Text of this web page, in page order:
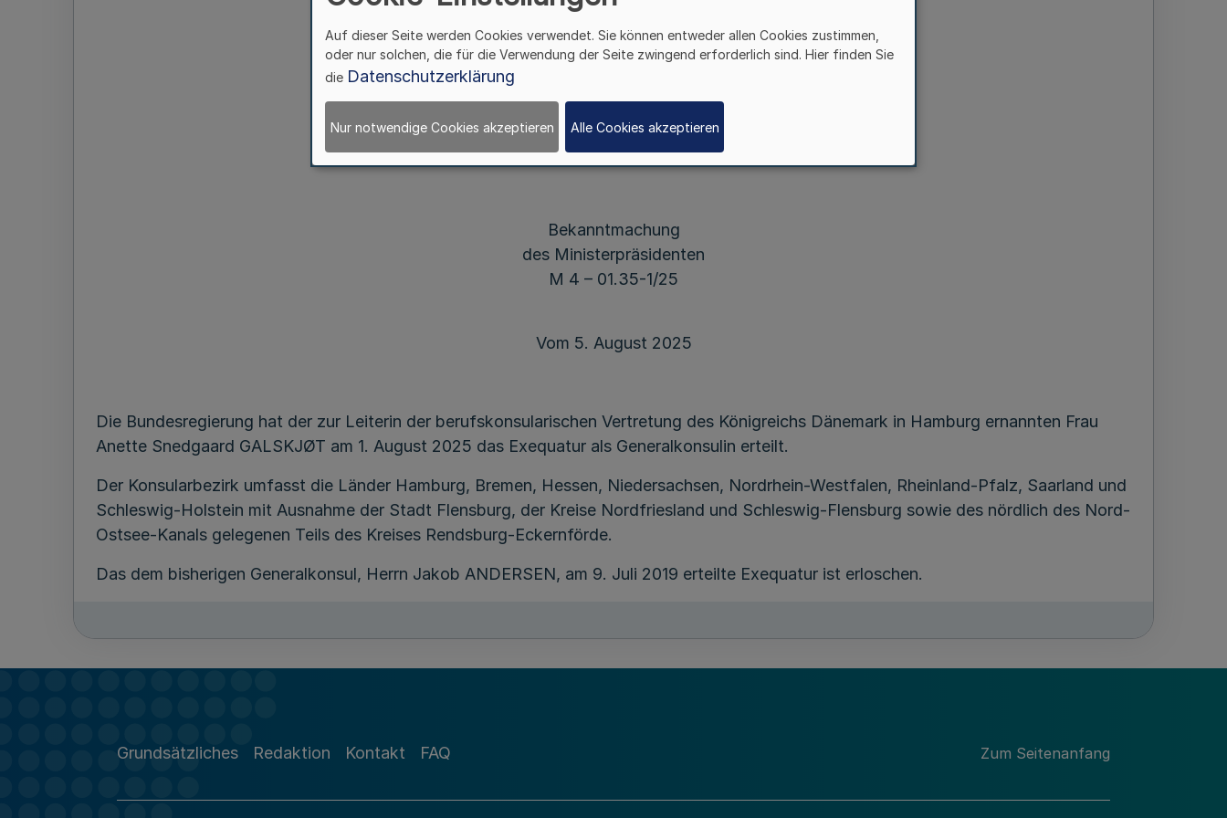
Dänemark in Hamburg
Berufskonsularische Vertretung
des Königreichs Dänemark
in Hamburg
Bekanntmachung
des Ministerpräsidenten
M 4 – 01.35-1/25
Vom 5. August 2025
Die Bundesregierung hat der zur Leiterin der berufskonsularischen Vertretung des Königreichs Dänemark in Hamburg ernannten Frau
Anette Snedgaard GALSKJØT am 1. August 2025 das Exequatur als Generalkonsulin erteilt.
Der Konsularbezirk umfasst die Länder Hamburg, Bremen, Hessen, Niedersachsen, Nordrhein-Westfalen, Rheinland-Pfalz, Saarland und
Schleswig-Holstein mit Ausnahme der Stadt Flensburg, der Kreise Nordfriesland und Schleswig-Flensburg sowie des nördlich des Nord-
Ostsee-Kanals gelegenen Teils des Kreises Rendsburg-Eckernförde.
Das dem bisherigen Generalkonsul, Herrn Jakob ANDERSEN, am 9. Juli 2019 erteilte Exequatur ist erloschen.
Grundsätzliches Redaktion Kontakt FAQ Zum Seitenanfang
Auf dieser Seite werden Cookies verwendet. Sie können entweder allen Cookies zustimmen,
oder nur solchen, die für die Verwendung der Seite zwingend erforderlich sind. Hier finden Sie
die Datenschutzerklärung
Nur notwendige Cookies akzeptieren Alle Cookies akzeptieren